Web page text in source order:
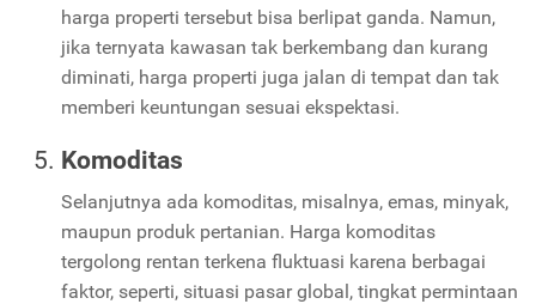
harga properti tersebut bisa berlipat ganda. Namun,
jika ternyata kawasan tak berkembang dan kurang
diminati, harga properti juga jalan di tempat dan tak
memberi keuntungan sesuai ekspektasi.
Komoditas
Selanjutnya ada komoditas, misalnya, emas, minyak,
maupun produk pertanian. Harga komoditas
tergolong rentan terkena fluktuasi karena berbagai
faktor, seperti, situasi pasar global, tingkat permintaan